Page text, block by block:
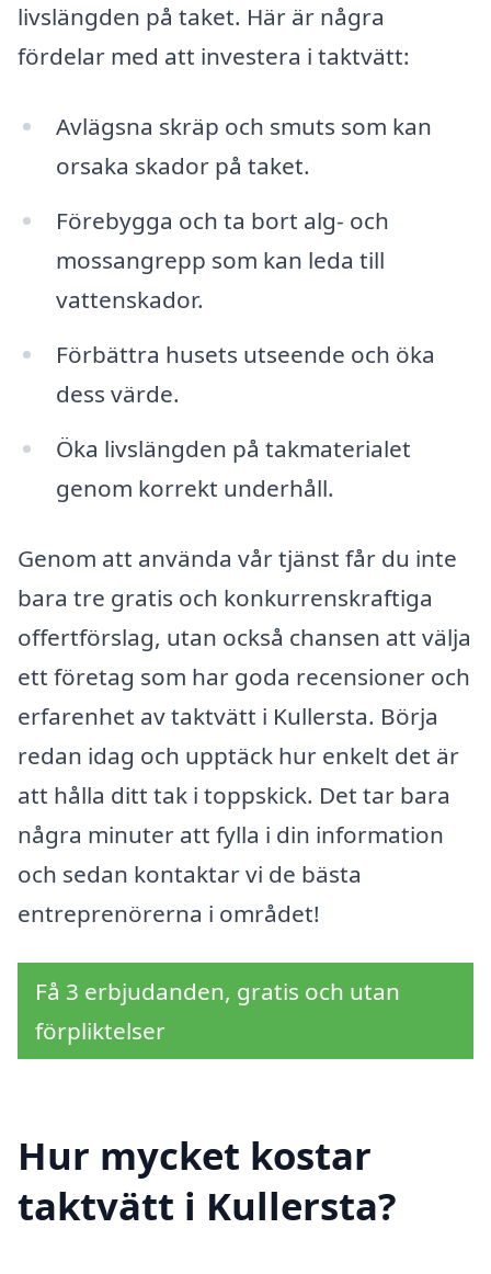
livslängden på taket. Här är några
fördelar med att investera i taktvätt:
Avlägsna skräp och smuts som kan
orsaka skador på taket.
Förebygga och ta bort alg- och
mossangrepp som kan leda till
vattenskador.
Förbättra husets utseende och öka
dess värde.
Öka livslängden på takmaterialet
genom korrekt underhåll.
Genom att använda vår tjänst får du inte
bara tre gratis och konkurrenskraftiga
offertförslag, utan också chansen att välja
ett företag som har goda recensioner och
erfarenhet av taktvätt i Kullersta. Börja
redan idag och upptäck hur enkelt det är
att hålla ditt tak i toppskick. Det tar bara
några minuter att fylla i din information
och sedan kontaktar vi de bästa
entreprenörerna i området!
Få 3 erbjudanden, gratis och utan
förpliktelser
Hur mycket kostar
taktvätt i Kullersta?